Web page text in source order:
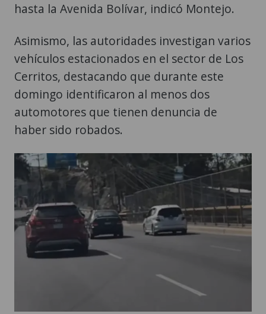
hasta la Avenida Bolívar, indicó Montejo.
Asimismo, las autoridades investigan varios
vehículos estacionados en el sector de Los
Cerritos, destacando que durante este
domingo identificaron al menos dos
automotores que tienen denuncia de
haber sido robados.